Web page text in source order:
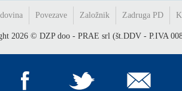
Povezave Založnik Zadruga PD
2026 © DZP doo - PRAE srl (št.DDV - P.IVA